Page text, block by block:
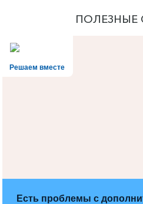
ПОЛЕЗНЫЕ
Решаем вместе
Есть проблемы с